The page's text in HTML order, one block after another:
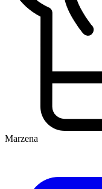
Marzena